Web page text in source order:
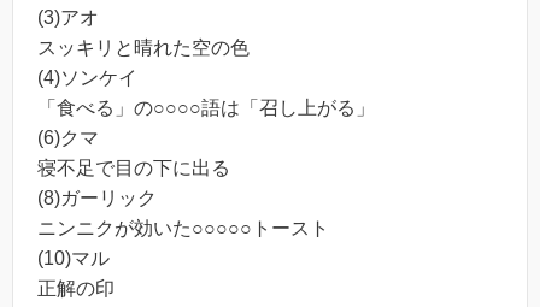
(3)アオ
スッキリと晴れた空の色
(4)ソンケイ
「食べる」の○○○○語は「召し上がる」
(6)クマ
寝不足で目の下に出る
(8)ガーリック
ニンニクが効いた○○○○○トースト
(10)マル
正解の印